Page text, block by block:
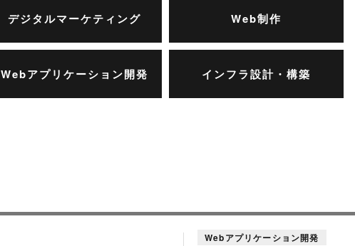
デジタルマーケティング Web制作
Webアプリケーション開発 インフラ設計・構築
Webアプリケーション開発